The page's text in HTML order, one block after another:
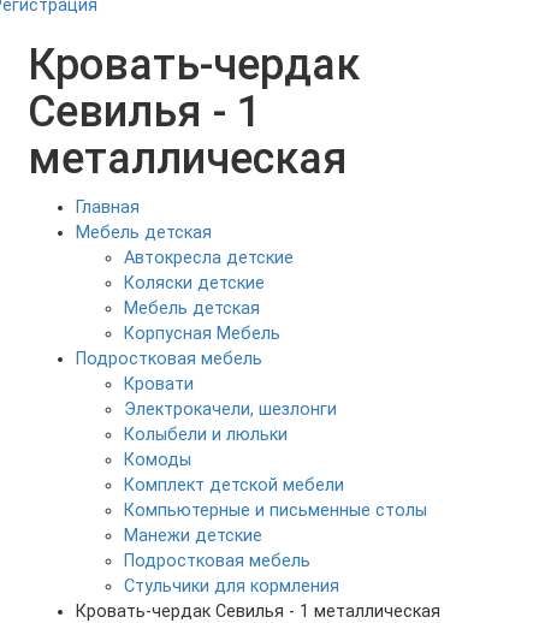
Кровать-чердак
Севилья - 1
металлическая
Главная
Мебель детская
Автокресла детские
Коляски детские
Мебель детская
Корпусная Мебель
Подростковая мебель
Кровати
Электрокачели, шезлонги
Колыбели и люльки
Комоды
Комплект детской мебели
Компьютерные и письменные столы
Манежи детские
Подростковая мебель
Стульчики для кормления
Кровать-чердак Севилья - 1 металлическая